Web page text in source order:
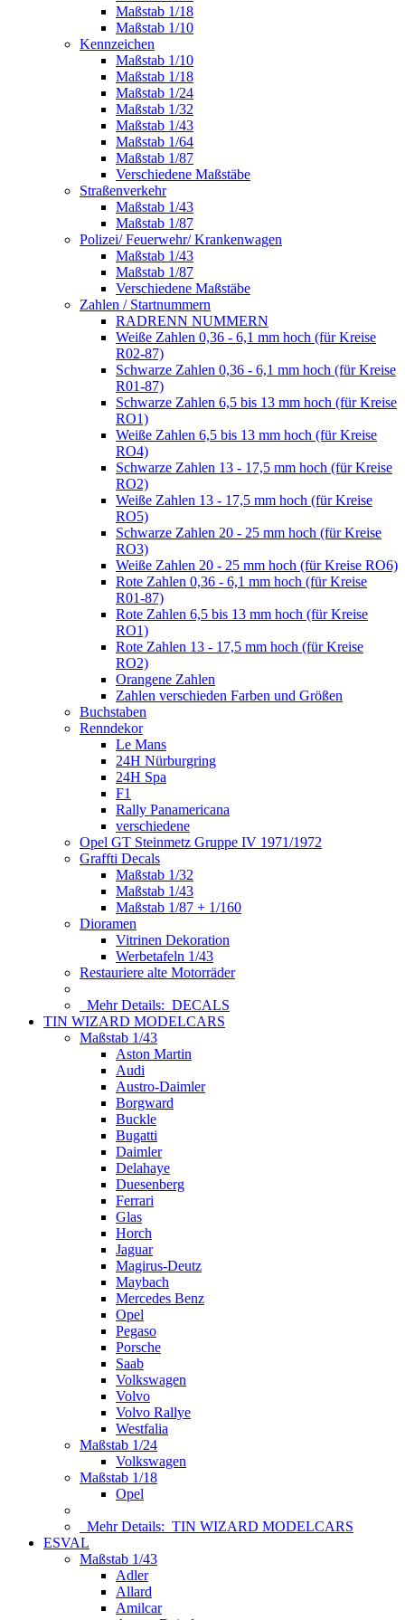
Maßstab 1/18
Maßstab 1/10
Kennzeichen
Maßstab 1/10
Maßstab 1/18
Maßstab 1/24
Maßstab 1/32
Maßstab 1/43
Maßstab 1/64
Maßstab 1/87
Verschiedene Maßstäbe
Straßenverkehr
Maßstab 1/43
Maßstab 1/87
Polizei/ Feuerwehr/ Krankenwagen
Maßstab 1/43
Maßstab 1/87
Verschiedene Maßstäbe
Zahlen / Startnummern
RADRENN NUMMERN
Weiße Zahlen 0,36 - 6,1 mm hoch (für Kreise
R02-87)
Schwarze Zahlen 0,36 - 6,1 mm hoch (für Kreise
R01-87)
Schwarze Zahlen 6,5 bis 13 mm hoch (für Kreise
RO1)
Weiße Zahlen 6,5 bis 13 mm hoch (für Kreise
RO4)
Schwarze Zahlen 13 - 17,5 mm hoch (für Kreise
RO2)
Weiße Zahlen 13 - 17,5 mm hoch (für Kreise
RO5)
Schwarze Zahlen 20 - 25 mm hoch (für Kreise
RO3)
Weiße Zahlen 20 - 25 mm hoch (für Kreise RO6)
Rote Zahlen 0,36 - 6,1 mm hoch (für Kreise
R01-87)
Rote Zahlen 6,5 bis 13 mm hoch (für Kreise
RO1)
Rote Zahlen 13 - 17,5 mm hoch (für Kreise
RO2)
Orangene Zahlen
Zahlen verschieden Farben und Größen
Buchstaben
Renndekor
Le Mans
24H Nürburgring
24H Spa
F1
Rally Panamericana
verschiedene
Opel GT Steinmetz Gruppe IV 1971/1972
Graffti Decals
Maßstab 1/32
Maßstab 1/43
Maßstab 1/87 + 1/160
Dioramen
Vitrinen Dekoration
Werbetafeln 1/43
Restauriere alte Motorräder
Mehr Details: DECALS
TIN WIZARD MODELCARS
Maßstab 1/43
Aston Martin
Audi
Austro-Daimler
Borgward
Buckle
Bugatti
Daimler
Delahaye
Duesenberg
Ferrari
Glas
Horch
Jaguar
Magirus-Deutz
Maybach
Mercedes Benz
Opel
Pegaso
Porsche
Saab
Volkswagen
Volvo
Volvo Rallye
Westfalia
Maßstab 1/24
Volkswagen
Maßstab 1/18
Opel
Mehr Details: TIN WIZARD MODELCARS
ESVAL
Maßstab 1/43
Adler
Allard
Amilcar